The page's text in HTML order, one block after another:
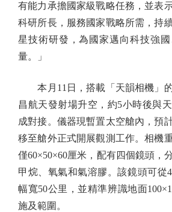
有能力承擔國家級戰略任務，並表
科研所長，服務國家戰略所需，持
星技術研發，為國家邁向科技強
量。」
本月11日，搭載「天韻相機」的
昌航天發射場升空，約5小時後與
成對接。儀器現暫置太空艙內，預
移至艙外正式開展觀測工作。相機
僅60×50×60厘米，配有四個鏡頭，
甲烷、氧氣和氣溶膠。該鏡頭可從
幅寬50公里，並精準辨識地面
施及範圍。